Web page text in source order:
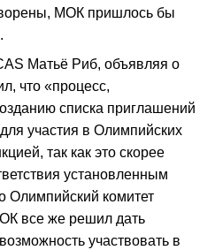
МОК пришлось бы
Матьё Риб, объявляя о
что «процесс,
списка приглашений
участия в Олимпийских
так как это скорее
установленным
Олимпийский комитет
все же решил дать
участвовать в